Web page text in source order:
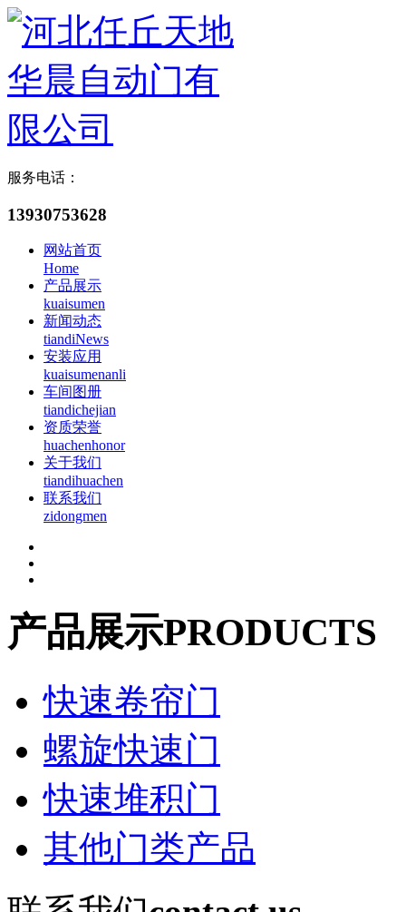
服务电话：
13930753628
网站首页
Home
产品展示
kuaisumen
新闻动态
tiandiNews
安装应用
kuaisumenanli
车间图册
tiandichejian
资质荣誉
huachenhonor
关于我们
tiandihuachen
联系我们
zidongmen
产品展示PRODUCTS
快速卷帘门
螺旋快速门
快速堆积门
其他门类产品